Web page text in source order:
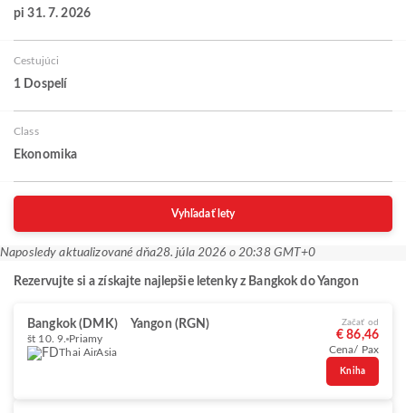
pi 31. 7. 2026
Cestujúci
1 Dospelí
Class
Ekonomika
Vyhľadať lety
Naposledy aktualizované dňa28. júla 2026 o 20:38 GMT+0
Rezervujte si a získajte najlepšie letenky z Bangkok do Yangon
Bangkok (DMK) Yangon (RGN)
št 10. 9. Priamy
Thai AirAsia
Začať od
€ 86,46
Cena/ Pax
Kniha